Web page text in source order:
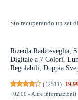
Sto recuperando un set
Rizeola Radiosveglia,
Digitale a 7 Colori,
Regolabili, Doppia
(42511)
+02:00 - Altre informazioni)